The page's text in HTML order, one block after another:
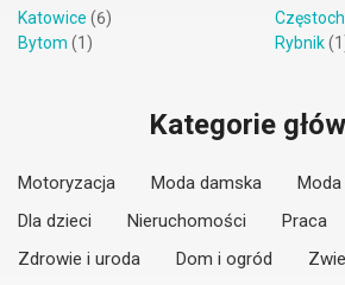
Katowice (6)
Bytom (1)
Rybnik
Kategorie
Motoryzacja Moda damska
Dla dzieci
Nieruchomości
Praca
Zdrowie i uroda
Dom i ogród